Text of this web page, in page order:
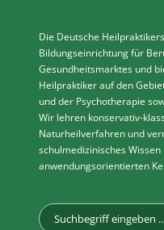
Die Deutsche
Bildungseinrichtung für
Gesundheitsmarktes und
Heilpraktiker auf den
und der Psychotherapie
Wir lehren konservativ-
Naturheilverfahren und
schulmedizinisches Wissen
anwendungsorientierten